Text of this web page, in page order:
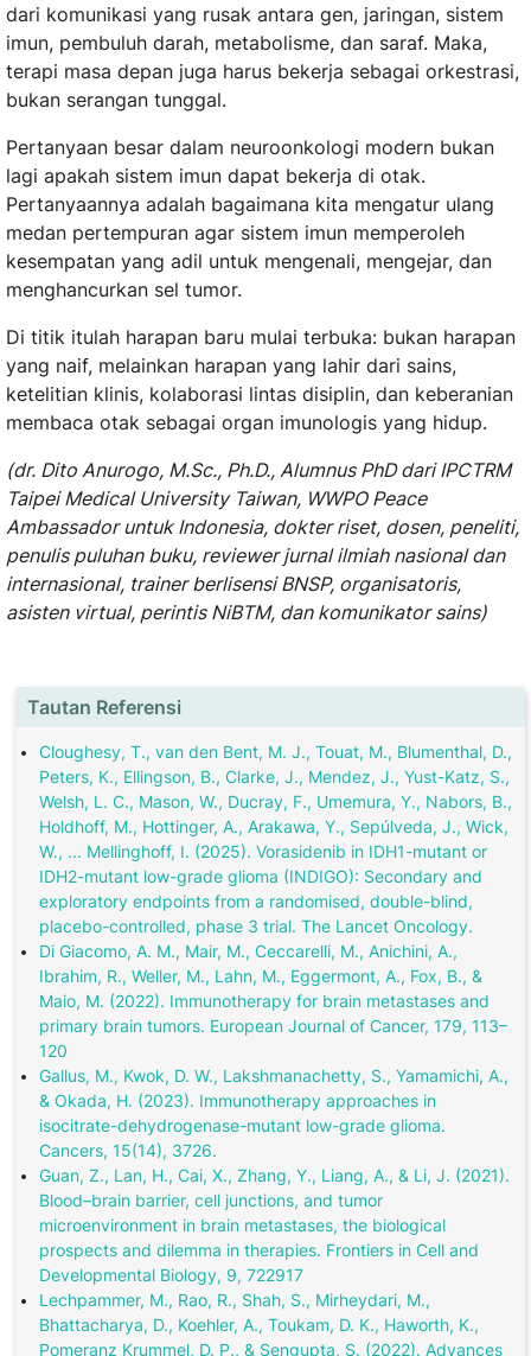
dari komunikasi yang rusak antara gen, jaringan, sistem
imun, pembuluh darah, metabolisme, dan saraf. Maka,
terapi masa depan juga harus bekerja sebagai orkestrasi,
bukan serangan tunggal.
Pertanyaan besar dalam neuroonkologi modern bukan
lagi apakah sistem imun dapat bekerja di otak.
Pertanyaannya adalah bagaimana kita mengatur ulang
medan pertempuran agar sistem imun memperoleh
kesempatan yang adil untuk mengenali, mengejar, dan
menghancurkan sel tumor.
Di titik itulah harapan baru mulai terbuka: bukan harapan
yang naif, melainkan harapan yang lahir dari sains,
ketelitian klinis, kolaborasi lintas disiplin, dan keberanian
membaca otak sebagai organ imunologis yang hidup.
(dr. Dito Anurogo, M.Sc., Ph.D., Alumnus PhD dari IPCTRM
Taipei Medical University Taiwan, WWPO Peace
Ambassador untuk Indonesia, dokter riset, dosen, peneliti,
penulis puluhan buku, reviewer jurnal ilmiah nasional dan
internasional, trainer berlisensi BNSP, organisatoris,
asisten virtual, perintis NiBTM, dan komunikator sains)
Tautan Referensi
Cloughesy, T., van den Bent, M. J., Touat, M., Blumenthal, D.,
Peters, K., Ellingson, B., Clarke, J., Mendez, J., Yust-Katz, S.,
Welsh, L. C., Mason, W., Ducray, F., Umemura, Y., Nabors, B.,
Holdhoff, M., Hottinger, A., Arakawa, Y., Sepúlveda, J., Wick,
W., ... Mellinghoff, I. (2025). Vorasidenib in IDH1-mutant or
IDH2-mutant low-grade glioma (INDIGO): Secondary and
exploratory endpoints from a randomised, double-blind,
placebo-controlled, phase 3 trial. The Lancet Oncology.
Di Giacomo, A. M., Mair, M., Ceccarelli, M., Anichini, A.,
Ibrahim, R., Weller, M., Lahn, M., Eggermont, A., Fox, B., &
Maio, M. (2022). Immunotherapy for brain metastases and
primary brain tumors. European Journal of Cancer, 179, 113–
120
Gallus, M., Kwok, D. W., Lakshmanachetty, S., Yamamichi, A.,
& Okada, H. (2023). Immunotherapy approaches in
isocitrate-dehydrogenase-mutant low-grade glioma.
Cancers, 15(14), 3726.
Guan, Z., Lan, H., Cai, X., Zhang, Y., Liang, A., & Li, J. (2021).
Blood–brain barrier, cell junctions, and tumor
microenvironment in brain metastases, the biological
prospects and dilemma in therapies. Frontiers in Cell and
Developmental Biology, 9, 722917
Lechpammer, M., Rao, R., Shah, S., Mirheydari, M.,
Bhattacharya, D., Koehler, A., Toukam, D. K., Haworth, K.,
Pomeranz Krummel, D. P., & Sengupta, S. (2022). Advances